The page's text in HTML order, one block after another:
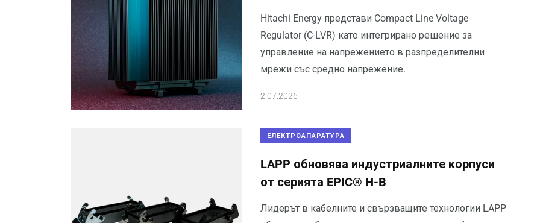
Hitachi Energy представи Compact Line Voltage
Regulator (C-LVR) като интегрирано решение за
управление на напрежението в разпределителни
мрежи със средно напрежение.
2.07.2026
ЕЛЕКТРОАПАРАТУРА
LAPP обновява индустриалните корпуси
от серията EPIC® H-B
Лидерът в кабелните и свързващите технологии LAPP